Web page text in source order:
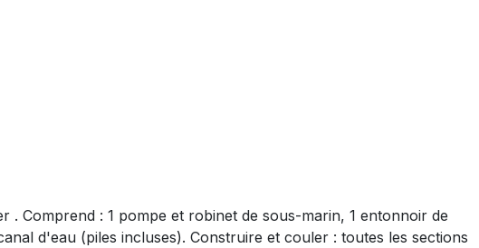
Comprend : 1 pompe et robinet de sous-marin, 1 entonnoir de
d'eau (piles incluses). Construire et couler : toutes les sections